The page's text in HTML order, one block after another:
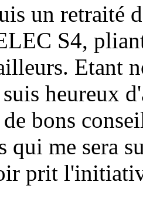
un retraité
S4,
Etant
heureux
bons
qui me sera
prit